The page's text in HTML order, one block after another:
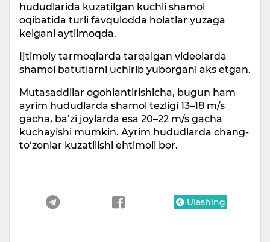
hududlarida kuzatilgan kuchli shamol
oqibatida turli favqulodda holatlar yuzaga
kelgani aytilmoqda.
Ijtimoiy tarmoqlarda tarqalgan videolarda
shamol batutlarni uchirib yuborgani aks etgan.
Mutasaddilar ogohlantirishicha, bugun ham
ayrim hududlarda shamol tezligi 13–18 m/s
gacha, ba’zi joylarda esa 20–22 m/s gacha
kuchayishi mumkin. Ayrim hududlarda chang-
to‘zonlar kuzatilishi ehtimoli bor.
Ulashing